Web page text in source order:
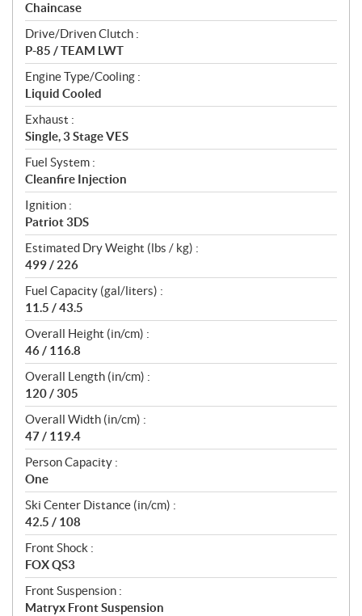
Chaincase
Drive/Driven Clutch :
P-85 / TEAM LWT
Engine Type/Cooling :
Liquid Cooled
Exhaust :
Single, 3 Stage VES
Fuel System :
Cleanfire Injection
Ignition :
Patriot 3DS
Estimated Dry Weight (lbs / kg) :
499 / 226
Fuel Capacity (gal/liters) :
11.5 / 43.5
Overall Height (in/cm) :
46 / 116.8
Overall Length (in/cm) :
120 / 305
Overall Width (in/cm) :
47 / 119.4
Person Capacity :
One
Ski Center Distance (in/cm) :
42.5 / 108
Front Shock :
FOX QS3
Front Suspension :
Matryx Front Suspension